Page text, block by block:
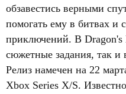
обзавестись верными
помогать ему в битвах и
приключений. В Dragon's
сюжетные задания, так и
Релиз намечен на 22
Xbox Series X/S.